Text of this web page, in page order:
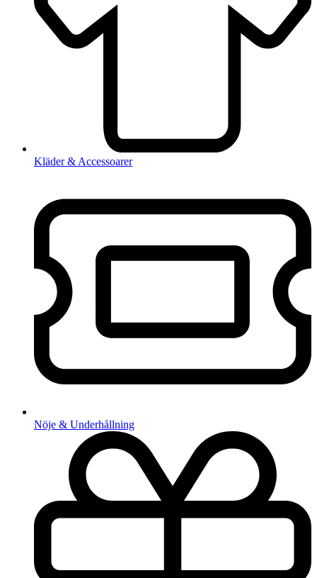
Kläder & Accessoarer
Nöje & Underhållning